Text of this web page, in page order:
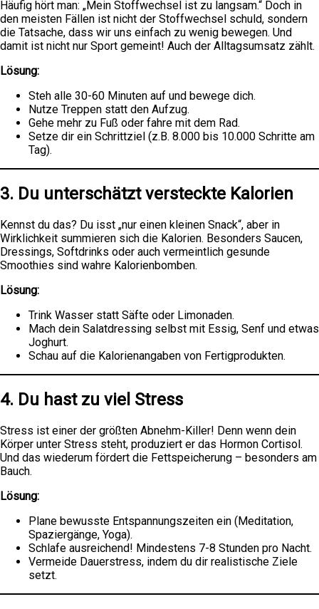
Häufig hört man: „Mein Stoffwechsel ist zu langsam.“ Doch in
den meisten Fällen ist nicht der Stoffwechsel schuld, sondern
die Tatsache, dass wir uns einfach zu wenig bewegen. Und
damit ist nicht nur Sport gemeint! Auch der Alltagsumsatz zählt.
Lösung:
Steh alle 30-60 Minuten auf und bewege dich.
Nutze Treppen statt den Aufzug.
Gehe mehr zu Fuß oder fahre mit dem Rad.
Setze dir ein Schrittziel (z.B. 8.000 bis 10.000 Schritte am
Tag).
3. Du unterschätzt versteckte Kalorien
Kennst du das? Du isst „nur einen kleinen Snack“, aber in
Wirklichkeit summieren sich die Kalorien. Besonders Saucen,
Dressings, Softdrinks oder auch vermeintlich gesunde
Smoothies sind wahre Kalorienbomben.
Lösung:
Trink Wasser statt Säfte oder Limonaden.
Mach dein Salatdressing selbst mit Essig, Senf und etwas
Joghurt.
Schau auf die Kalorienangaben von Fertigprodukten.
4. Du hast zu viel Stress
Stress ist einer der größten Abnehm-Killer! Denn wenn dein
Körper unter Stress steht, produziert er das Hormon Cortisol.
Und das wiederum fördert die Fettspeicherung – besonders am
Bauch.
Lösung:
Plane bewusste Entspannungszeiten ein (Meditation,
Spaziergänge, Yoga).
Schlafe ausreichend! Mindestens 7-8 Stunden pro Nacht.
Vermeide Dauerstress, indem du dir realistische Ziele
setzt.